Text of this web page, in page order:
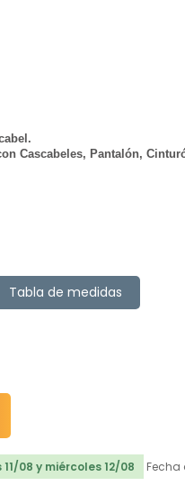
Cascabeles, Pantalón,
Tabla de medidas
08 y miércoles 12/08
Fecha